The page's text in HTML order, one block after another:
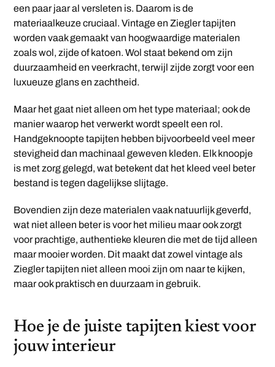
een paar jaar al versleten is. Daarom is de
materiaalkeuze cruciaal. Vintage en Ziegler tapijten
worden vaak gemaakt van hoogwaardige materialen
zoals wol, zijde of katoen. Wol staat bekend om zijn
duurzaamheid en veerkracht, terwijl zijde zorgt voor een
luxueuze glans en zachtheid.
Maar het gaat niet alleen om het type materiaal; ook de
manier waarop het verwerkt wordt speelt een rol.
Handgeknoopte tapijten hebben bijvoorbeeld veel meer
stevigheid dan machinaal geweven kleden. Elk knoopje
is met zorg gelegd, wat betekent dat het kleed veel beter
bestand is tegen dagelijkse slijtage.
Bovendien zijn deze materialen vaak natuurlijk geverfd,
wat niet alleen beter is voor het milieu maar ook zorgt
voor prachtige, authentieke kleuren die met de tijd alleen
maar mooier worden. Dit maakt dat zowel vintage als
Ziegler tapijten niet alleen mooi zijn om naar te kijken,
maar ook praktisch en duurzaam in gebruik.
Hoe je de juiste tapijten kiest voor
jouw interieur